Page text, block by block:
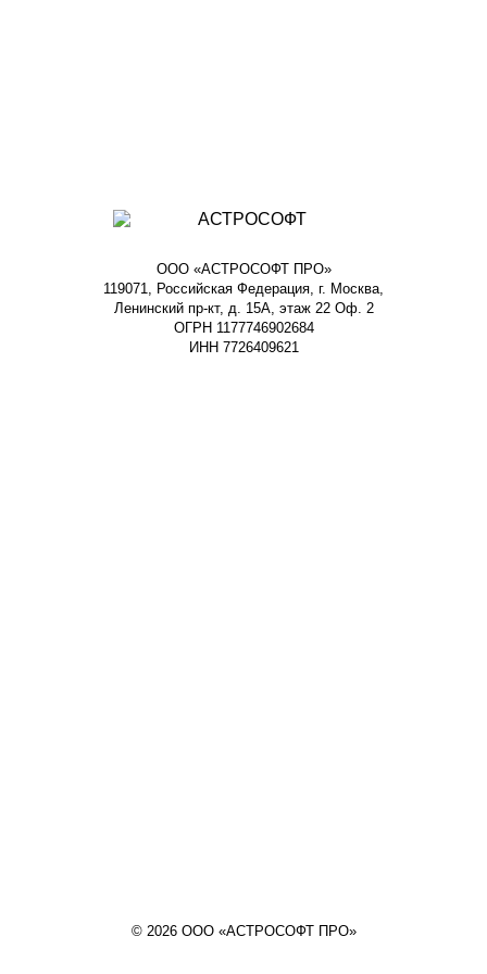
ООО «АСТРОСОФТ ПРО»
119071, Российская Федерация, г. Москва,
Ленинский пр-кт, д. 15А, этаж 22 Оф. 2
ОГРН 1177746902684
ИНН 7726409621
© 2026 ООО «АСТРОСОФТ ПРО»